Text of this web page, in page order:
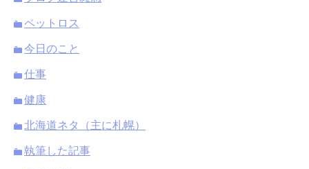
ペットロス
今日のこと
仕事
健康
北海道ネタ（主に札幌）
執筆した記事